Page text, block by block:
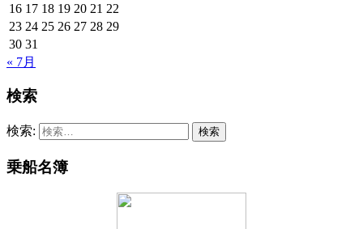
16 17 18 19 20 21 22
23 24 25 26 27 28 29
30 31
« 7月
検索
検索:
乗船名簿